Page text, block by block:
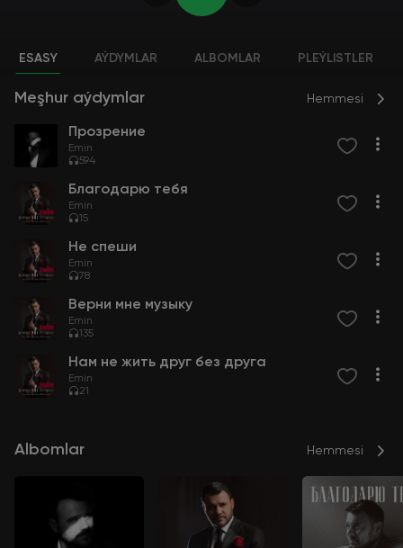
ESASY AÝDYMLAR ALBOMLAR PLEÝLISTLER
Meşhur aýdymlar Hemmesi
Прозрение
Emin
594
Благодарю тебя
Emin
15
Не спеши
Emin
78
Верни мне музыку
Emin
135
Нам не жить друг без друга
Emin
21
Albomlar Hemmesi